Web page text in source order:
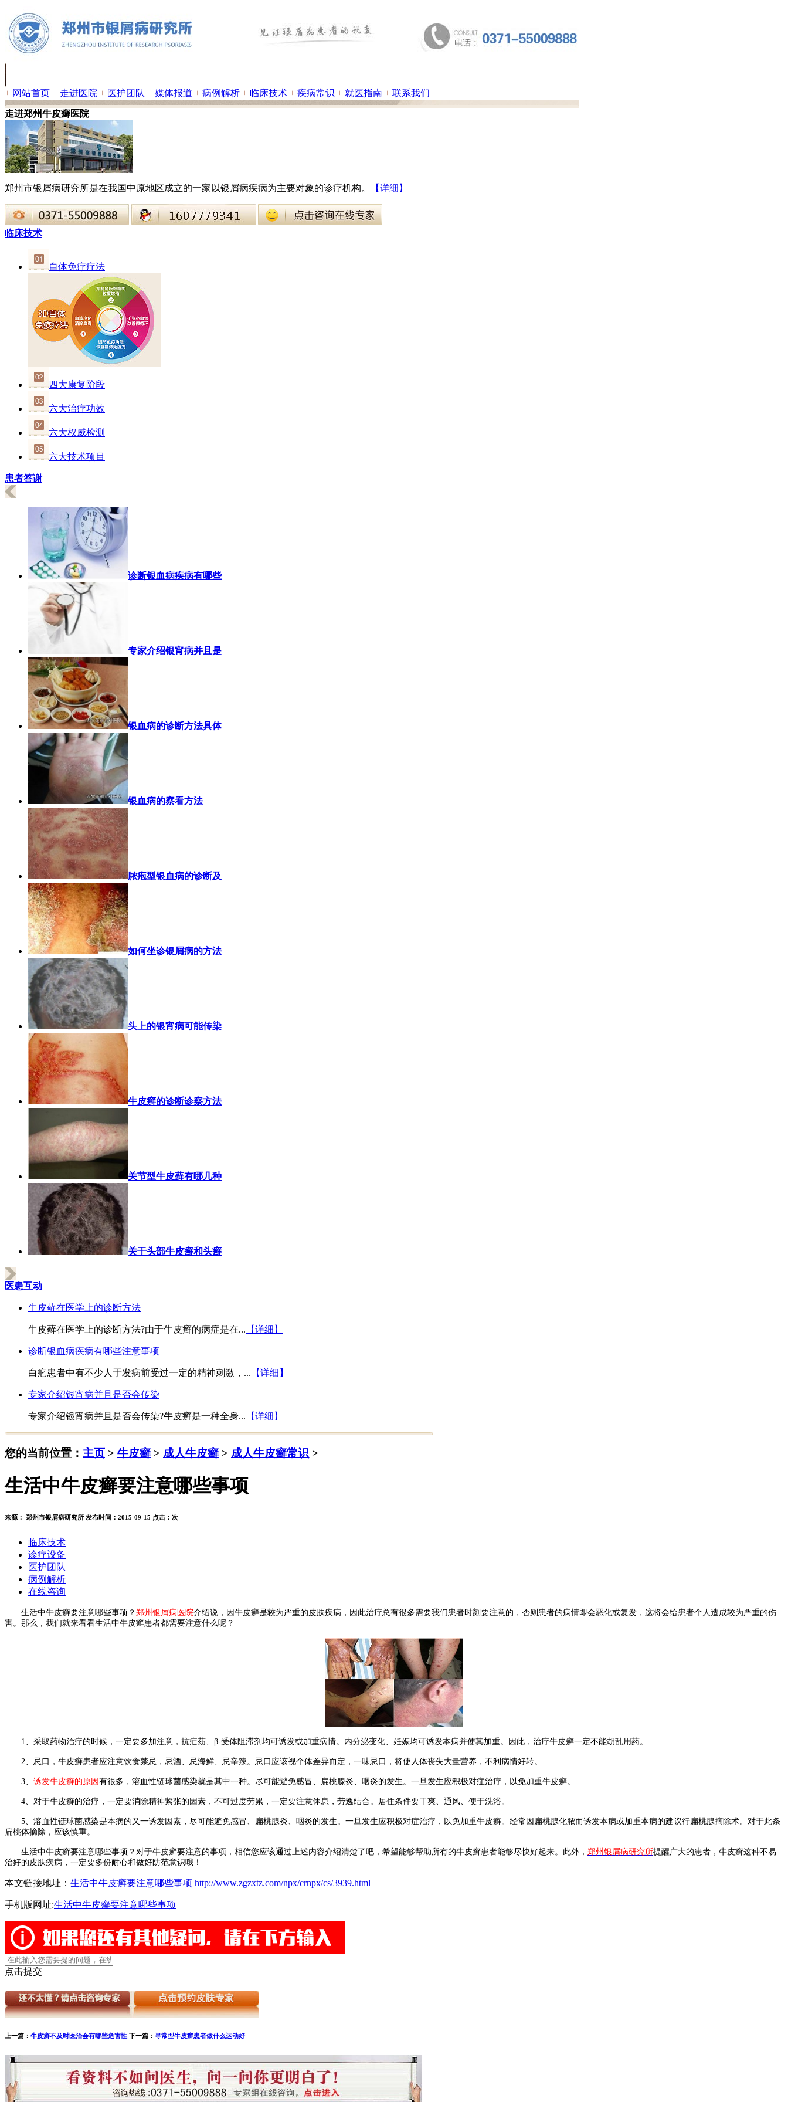
+ 网站首页 + 走进医院 + 医护团队 + 媒体报道 + 病例解析 + 临床技术 + 疾病常识 + 就医指南 + 联系我们
走进郑州牛皮癣医院
郑州市银屑病研究所是在我国中原地区成立的一家以银屑病疾病为主要对象的诊疗机构。 【详细】
临床技术
自体免疗疗法
四大康复阶段
六大治疗功效
六大权威检测
六大技术项目
患者答谢
诊断银血病疾病有哪些
专家介绍银宵病并且是
银血病的诊断方法具体
银血病的察看方法
脓疱型银血病的诊断及
如何坐诊银屑病的方法
头上的银宵病可能传染
牛皮癣的诊断诊察方法
关节型牛皮藓有哪几种
关于头部牛皮癣和头癣
医患互动
牛皮藓在医学上的诊断方法
牛皮藓在医学上的诊断方法?由于牛皮癣的病症是在... 【详细】
诊断银血病疾病有哪些注意事项
白疕患者中有不少人于发病前受过一定的精神刺激，... 【详细】
专家介绍银宵病并且是否会传染
专家介绍银宵病并且是否会传染?牛皮癣是一种全身... 【详细】
您的当前位置： 主页 > 牛皮癣 > 成人牛皮癣 > 成人牛皮癣常识 >
生活中牛皮癣要注意哪些事项
来源： 郑州市银屑病研究所 发布时间：2015-09-15 点击： 次
临床技术
诊疗设备
医护团队
病例解析
在线咨询
生活中牛皮癣要注意哪些事项？ 郑州银屑病医院介绍说，因牛皮癣是较为严重的皮肤疾病，因此治疗总有很多需要我们患者时刻要注意的，否则患者的病情即会恶化或复发，这将会给患者个人造成较为严重的伤
害。那么，我们就来看看生活中牛皮癣患者都需要注意什么呢？
1、采取药物治疗的时候，一定要多加注意，抗疟苭、β-受体阻滞剂均可诱发或加重病情。内分泌变化、妊娠均可诱发本病并使其加重。因此，治疗牛皮癣一定不能胡乱用药。
2、忌口，牛皮癣患者应注意饮食禁忌，忌酒、忌海鲜、忌辛辣。忌口应该视个体差异而定，一味忌口，将使人体丧失大量营养，不利病情好转。
3、 诱发牛皮癣的原因有很多，溶血性链球菌感染就是其中一种。尽可能避免感冒、扁桃腺炎、咽炎的发生。一旦发生应积极对症治疗，以免加重牛皮癣。
4、对于牛皮癣的治疗，一定要消除精神紧张的因素，不可过度劳累，一定要注意休息，劳逸结合。居住条件要干爽、通风、便于洗浴。
5、溶血性链球菌感染是本病的又一诱发因素，尽可能避免感冒、扁桃腺炎、咽炎的发生。一旦发生应积极对症治疗，以免加重牛皮癣。经常因扁桃腺化脓而诱发本病或加重本病的建议行扁桃腺摘除术。对于此条
扁桃体摘除，应该慎重。
生活中牛皮癣要注意哪些事项？对于牛皮癣要注意的事项，相信您应该通过上述内容介绍清楚了吧，希望能够帮助所有的牛皮癣患者能够尽快好起来。此外， 郑州银屑病研究所提醒广大的患者，牛皮癣这种不易
治好的皮肤疾病，一定要多份耐心和做好防范意识哦！
本文链接地址： 生活中牛皮癣要注意哪些事项 http://www.zgzxtz.com/npx/crnpx/cs/3939.html
手机版网址:生活中牛皮癣要注意哪些事项
点击提交
上一篇： 牛皮癣不及时医治会有哪些危害性 下一篇： 寻常型牛皮癣患者做什么运动好